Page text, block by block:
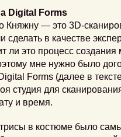
Digital Forms
Княжну — это 3D-
сделать в качестве
ли это процесс создания
мне нужно было
Forms (далее в
студия для
и время.
в костюме было